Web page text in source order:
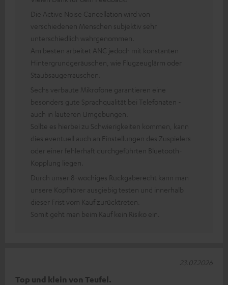
Die Active Noise Cancellation wird von
verschiedenen Menschen subjektiv sehr
unterschiedlich wahrgenommen.
Am besten arbeitet ANC jedoch mit konstanten
Hintergrundgeräuschen, wie Flugzeuglärm oder
Staubsaugerrauschen.
Sechs verbaute Mikrofone garantieren eine
besonders gute Sprachqualität bei Telefonaten -
auch in lauteren Umgebungen.
Sollte es hierbei zu Schwierigkeiten kommen, kann
dies eventuell auch an Einstellungen des Zuspielers
oder einer fehlerhaft durchgeführten Bluetooth-
Kopplung liegen.
Durch unser 8-wöchiges Rückgaberecht kann man
unsere Kopfhörer ausgiebig testen und innerhalb
dieser Frist vom Kauf zurücktreten.
Somit geht man beim Kauf kein Risiko ein.
Top und klein von Teufel.
23.07.2026